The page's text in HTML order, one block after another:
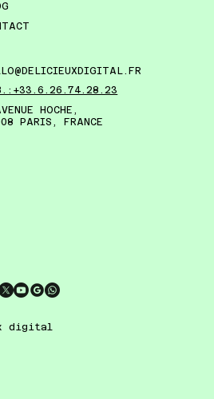
HOCHE,
PARIS, FRANCE
digital